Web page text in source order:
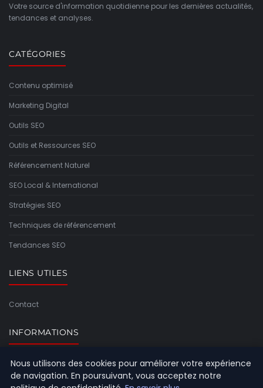
Votre source d'information quotidienne pour les dernières actualités,
tendances et analyses.
CATÉGORIES
Contenu optimisé
Marketing Digital
Outils SEO
Outils et Ressources SEO
Référencement Naturel
SEO Local & International
Stratégies SEO
Techniques de référencement
Tendances SEO
LIENS UTILES
Contact
INFORMATIONS
Plan du site
Nous utilisons des cookies pour améliorer votre expérience
de navigation. En poursuivant, vous acceptez notre